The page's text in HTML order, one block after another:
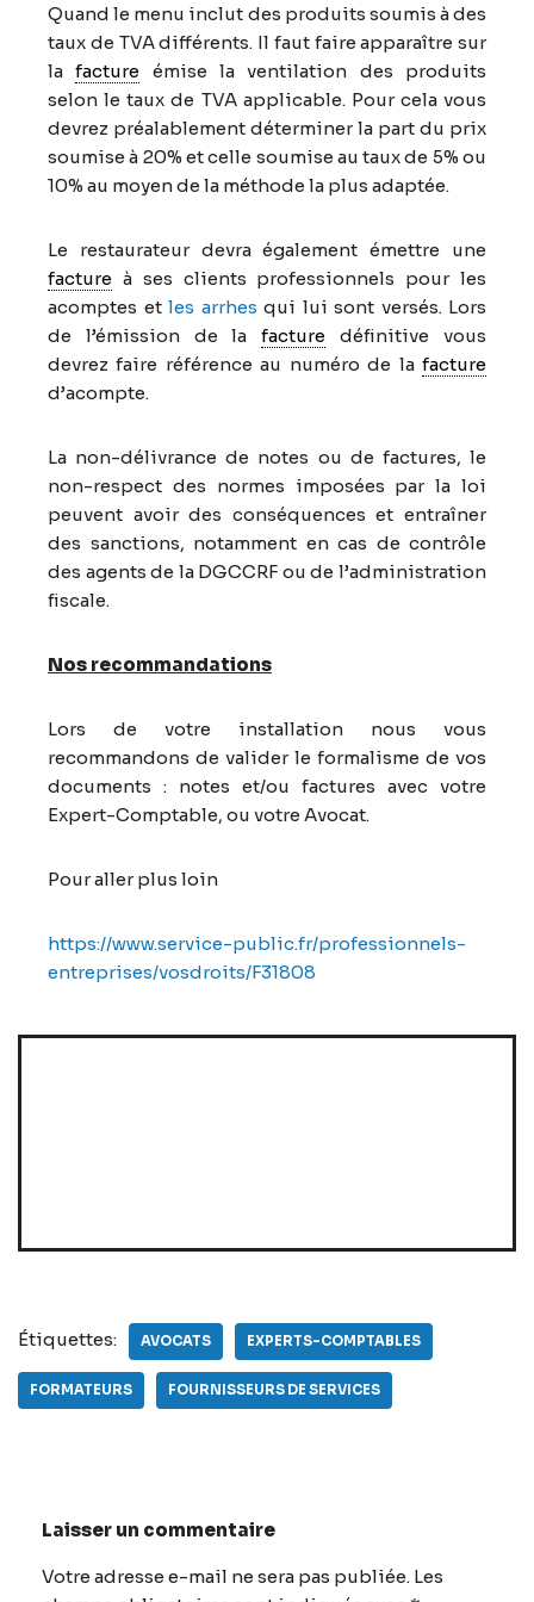
Quand le menu inclut des produits soumis à des
taux de TVA différents. Il faut faire apparaître sur
lafacture émise la ventilation des produits
selon le taux de TVA applicable. Pour cela vous
devrez préalablement déterminer la part du prix
soumise à 20% et celle soumise au taux de 5% ou
10% au moyen de la méthode la plus adaptée.
Le restaurateur devra également émettre une
facture à ses clients professionnels pour les
acomptes et les arrhes qui lui sont versés. Lors
de l’émission de lafacture définitive vous
devrez faire référence au numéro de la facture
d’acompte.
La non-délivrance de notes ou de factures, le
non-respect des normes imposées par la loi
peuvent avoir des conséquences et entraîner
des sanctions, notamment en cas de contrôle
des agents de la DGCCRF ou de l’administration
fiscale.
Nos recommandations
Lors de votre installation nous vous
recommandons de valider le formalisme de vos
documents : notes et/ou factures avec votre
Expert-Comptable, ou votre Avocat.
Pour aller plus loin
https://www.service-public.fr/professionnels-
entreprises/vosdroits/F31808
Étiquettes: AVOCATS EXPERTS-COMPTABLES
FORMATEURS FOURNISSEURS DE SERVICES
Laisser un commentaire
Votre adresse e-mail ne sera pas publiée. Les
A